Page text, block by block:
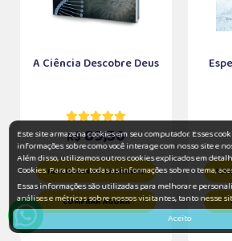
A Ciência Descobre Deus
R$89,50
ADICIONAR AO CARRINHO
COMPRAR AGORA
Este site armazena cookies em seu computador. Esses
informações sobre como você interage com nosso site e
Além disso, utilizamos outros cookies explicados em
Cookies. Para obter todas as informações sobre o tema,
Essas informações são utilizadas para melhorar e
análises e métricas sobre nossos visitantes, tanto nesse
Aceito